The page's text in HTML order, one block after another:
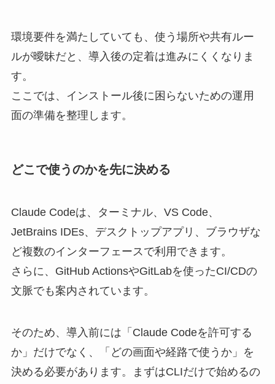
環境要件を満たしていても、使う場所や共有ルー
ルが曖昧だと、導入後の定着は進みにくくなりま
す。
ここでは、インストール後に困らないための運用
面の準備を整理します。
どこで使うのかを先に決める
Claude Codeは、ターミナル、VS Code、
JetBrains IDEs、デスクトップアプリ、ブラウザな
ど複数のインターフェースで利用できます。
さらに、GitHub ActionsやGitLabを使ったCI/CDの
文脈でも案内されています。
そのため、導入前には「Claude Codeを許可する
か」だけでなく、「どの画面や経路で使うか」を
決める必要があります。まずはCLIだけで始めるの